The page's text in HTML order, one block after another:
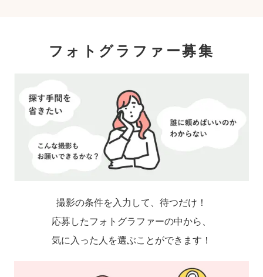
フォトグラファー募集
撮影の条件を入力して、待つだけ！
応募したフォトグラファーの中から、
気に入った人を選ぶことができます！